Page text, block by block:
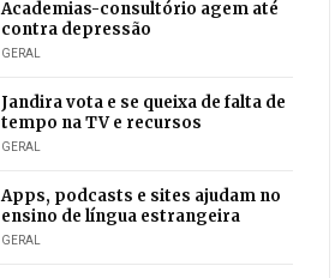
Academias-consultório agem até
contra depressão
GERAL
Jandira vota e se queixa de falta de
tempo na TV e recursos
GERAL
Apps, podcasts e sites ajudam no
ensino de língua estrangeira
GERAL